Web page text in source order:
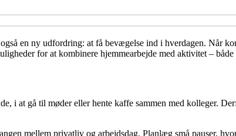
en ny udfordring: at få bevægelse ind i hverdagen. Når
for at kombinere hjemmearbejde med aktivitet –
i at gå til møder eller hente kaffe sammen med kolleger.
mellem privatliv og arbejdsdag. Planlæg små pauser,